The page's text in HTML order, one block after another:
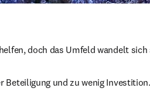
doch das Umfeld wandelt
und zu wenig